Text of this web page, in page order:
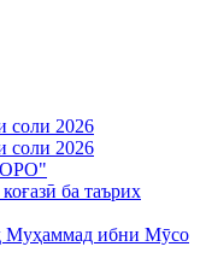
2026
2026
ба таърих
Муҳаммад ибни Мӯсо